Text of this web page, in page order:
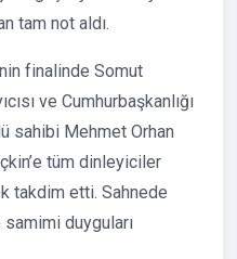
tam not aldı.
finalinde Somut
ve Cumhurbaşkanlığı
sahibi Mehmet Orhan
tüm dinleyiciler
takdim etti. Sahnede
duyguları